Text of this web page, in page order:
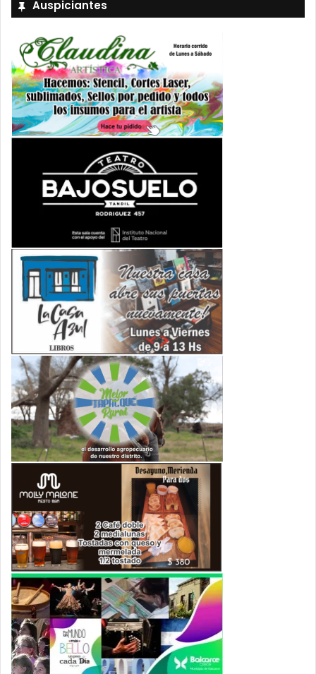
Auspiciantes